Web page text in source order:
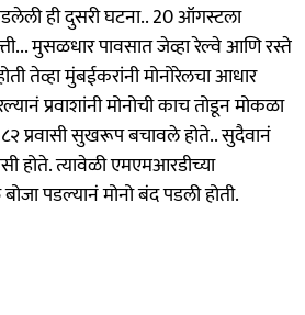
ही दुसरी घटना.. 20 ऑगस्टला
मुसळधार पावसात जेव्हा रेल्वे आणि रस्ते
तेव्हा मुंबईकरांनी मोनोरेलचा आधार
प्रवाशांनी मोनोची काच तोडून मोकळा
प्रवासी सुखरूप बचावले होते.. सुदैवानं
होते. त्यावेळी एमएमआरडीच्या
पडल्यानं मोनो बंद पडली होती.